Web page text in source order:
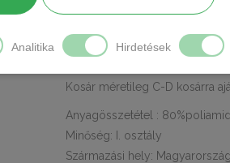
Szélesebb alsó részel. Felső
Kosár méretileg C-D kosárra
Anyagösszetétel :
Minőség: I. osztály
Származási hely: Magyarország
Analitika Hirdetések